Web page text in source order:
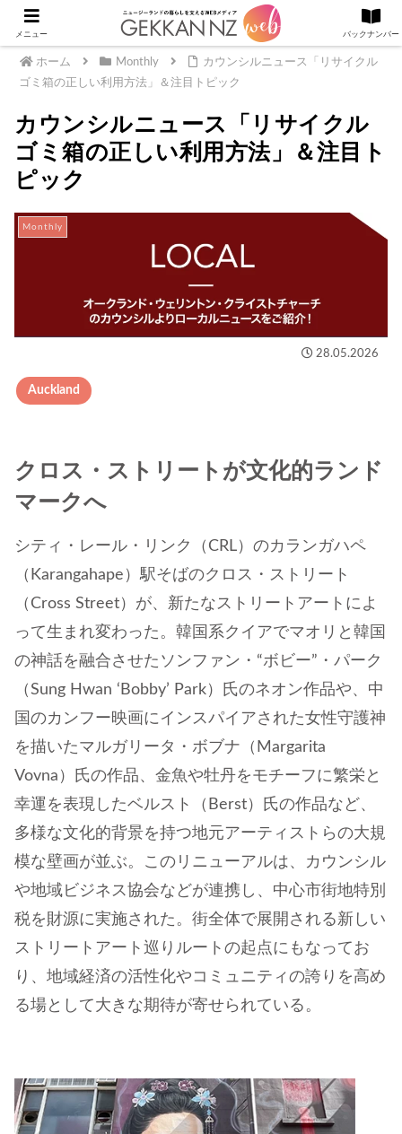
ホーム Monthly
カウンシルニュース「リサイクル
ゴミ箱の正しい利用方法」＆注目トピック
カウンシルニュース「リサイクル
ゴミ箱の正しい利用方法」＆注目ト
ピック
Monthly
28.05.2026
Auckland
クロス・ストリートが文化的ランド
マークへ
シティ・レール・リンク（CRL）のカランガハペ
（Karangahape）駅そばのクロス・ストリート
（Cross Street）が、新たなストリートアートによ
って生まれ変わった。韓国系クイアでマオリと韓国
の神話を融合させたソンファン・“ボビー”・パーク
（Sung Hwan ‘Bobby’ Park）氏のネオン作品や、中
国のカンフー映画にインスパイアされた女性守護神
を描いたマルガリータ・ボブナ（Margarita
Vovna）氏の作品、金魚や牡丹をモチーフに繁栄と
幸運を表現したベルスト（Berst）氏の作品など、
多様な文化的背景を持つ地元アーティストらの大規
模な壁画が並ぶ。このリニューアルは、カウンシル
や地域ビジネス協会などが連携し、中心市街地特別
税を財源に実施された。街全体で展開される新しい
ストリートアート巡りルートの起点にもなってお
り、地域経済の活性化やコミュニティの誇りを高め
る場として大きな期待が寄せられている。
メニュー バックナンバー